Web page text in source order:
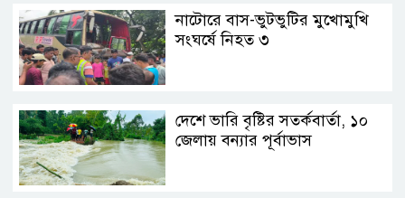
নাটোরে বাস-ভুটভুটির মুখোমুখি
সংঘর্ষে নিহত ৩
দেশে ভারি বৃষ্টির সতর্কবার্তা, ১০
জেলায় বন্যার পূর্বাভাস